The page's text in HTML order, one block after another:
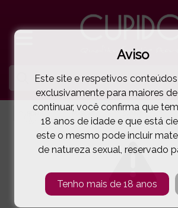
Aviso
Este site e respetivos
exclusivamente para maiores
continuar, você confirma que
18 anos de idade e que está
este o mesmo pode incluir
de natureza sexual, reservado
Tenho mais de 18 anos